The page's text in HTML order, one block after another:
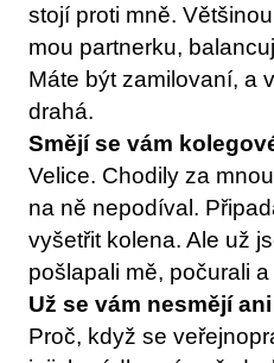
stojí proti mně.
mou partnerku,
Máte být zamilovaní, a
drahá.
Smějí se vám
Velice. Chodily za
na ně nepodíval.
vyšetřit kolena. Ale už
pošlapali mě, počurali
Už se vám nesmějí
Proč, když se